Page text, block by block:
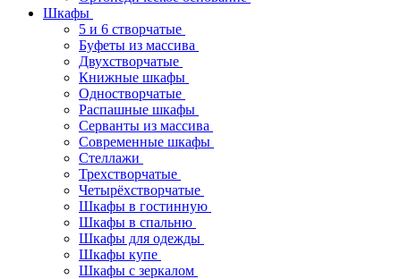
Шкафы
5 и 6 створчатые
Буфеты из массива
Двухстворчатые
Книжные шкафы
Одностворчатые
Распашные шкафы
Серванты из массива
Современные шкафы
Стеллажи
Трехстворчатые
Четырёхстворчатые
Шкафы в гостинную
Шкафы в спальню
Шкафы для одежды
Шкафы купе
Шкафы с зеркалом